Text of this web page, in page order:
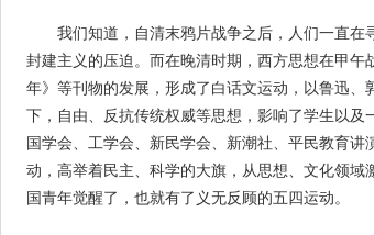
我们知道，自清末鸦片战争之后，人们一直在
封建主义的压迫。而在晚清时期，西方思想在甲
年》等刊物的发展，形成了白话文运动，以鲁迅
下，自由、反抗传统权威等思想，影响了学生以
国学会、工学会、新民学会、新潮社、平民教育
动，高举着民主、科学的大旗，从思想、文化领
国青年觉醒了，也就有了义无反顾的五四运动。